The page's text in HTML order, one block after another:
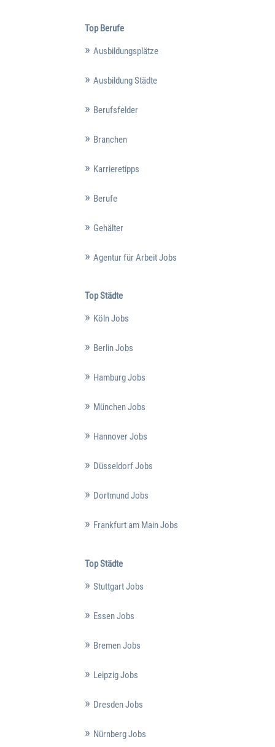
Top Berufe
Ausbildungsplätze
Ausbildung Städte
Berufsfelder
Branchen
Karrieretipps
Berufe
Gehälter
Agentur für Arbeit Jobs
Top Städte
Köln Jobs
Berlin Jobs
Hamburg Jobs
München Jobs
Hannover Jobs
Düsseldorf Jobs
Dortmund Jobs
Frankfurt am Main Jobs
Top Städte
Stuttgart Jobs
Essen Jobs
Bremen Jobs
Leipzig Jobs
Dresden Jobs
Nürnberg Jobs